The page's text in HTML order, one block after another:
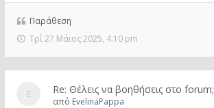
Παράθεση
Τρί 27 Μάιος 2025, 4:10 pm
Re: Θέλεις να βοηθήσεις στο forum;
από EvelinaPappa